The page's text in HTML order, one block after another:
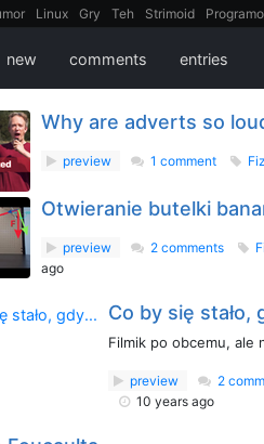
Linux Gry Teh Strimoid
new comments entries
Why are adverts so
preview 1 comment
Otwieranie butelki
preview 2 comments
ago
Co by się
Filmik po obcemu, ale
preview 2
10 years ago